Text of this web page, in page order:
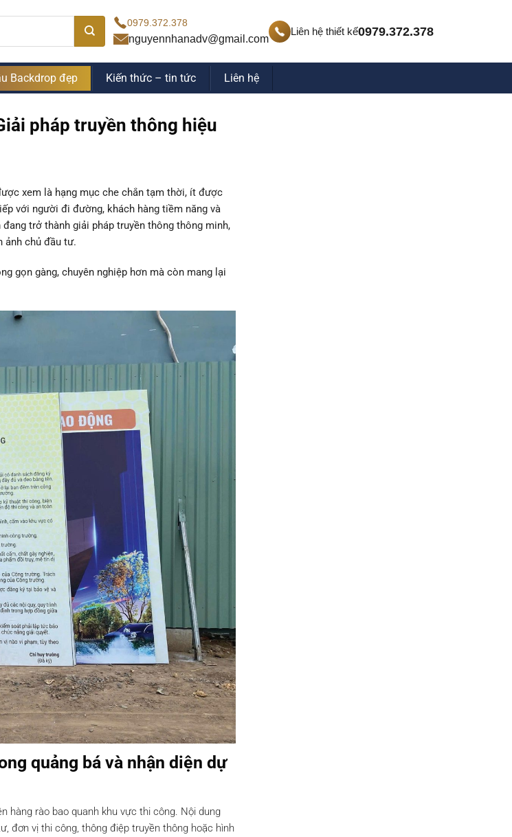
0979.372.378
nguyennhanadv@gmail.com
Liên hệ thiết kế0979.372.378
Backdrop đẹp Kiến thức – tin tức Liên hệ
pháp truyền thông hiệu
xem là hạng mục che chắn tạm thời, ít được
với người đi đường, khách hàng tiềm năng và
đang trở thành giải pháp truyền thông thông minh,
ảnh chủ đầu tư.
gọn gàng, chuyên nghiệp hơn mà còn mang lại
quảng bá và nhận diện dự
hàng rào bao quanh khu vực thi công. Nội dung
đơn vị thi công, thông điệp truyền thông hoặc hình